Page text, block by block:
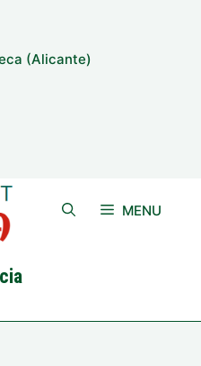
(Alicante)
MENU